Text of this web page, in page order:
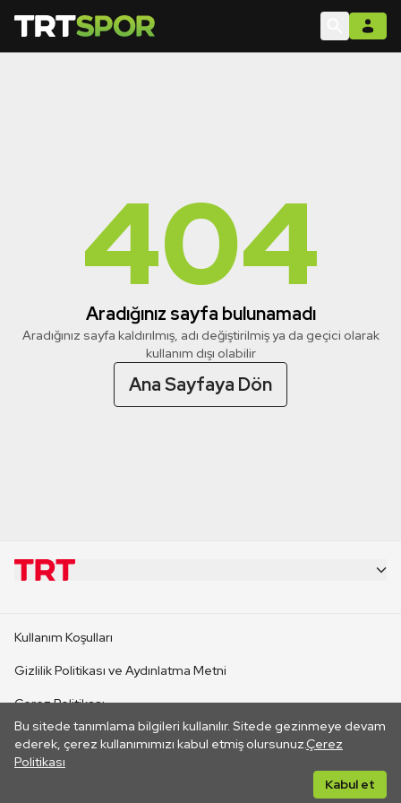
404
Aradığınız sayfa bulunamadı
Aradığınız sayfa kaldırılmış, adı değiştirilmiş ya da geçici olarak
kullanım dışı olabilir
Ana Sayfaya Dön
Bu sitede tanımlama bilgileri kullanılır. Sitede gezinmeye devam
ederek, çerez kullanımımızı kabul etmiş olursunuz.Çerez
Politikası
Kabul et
CANLI YAYINLAR
Kullanım Koşulları
Gizlilik Politikası ve Aydınlatma Metni
Çerez Politikası
İletişim
Her hakkı saklıdır. ©2026 TRT. Bağlantı yoluyla gidilen dış